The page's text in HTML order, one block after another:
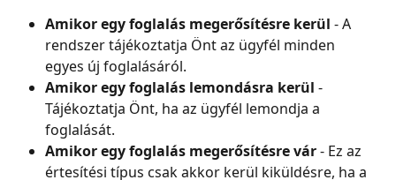
Amikor egy foglalás megerősítésre kerül - A
rendszer tájékoztatja Önt az ügyfél minden
egyes új foglalásáról.
Amikor egy foglalás lemondásra kerül -
Tájékoztatja Önt, ha az ügyfél lemondja a
foglalását.
Amikor egy foglalás megerősítésre vár - Ez az
értesítési típus csak akkor kerül kiküldésre, ha a